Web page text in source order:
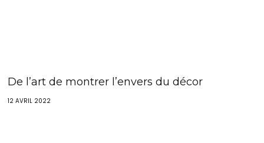
De l’art de montrer l’envers du décor
12 AVRIL 2022